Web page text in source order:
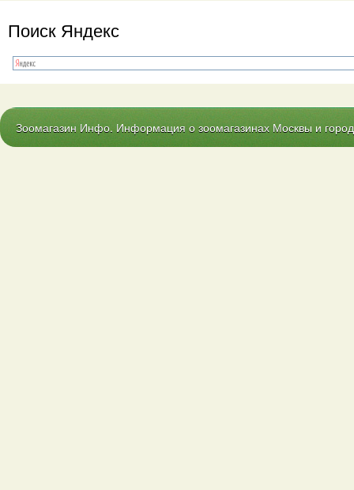
Поиск Яндекс
Зоомагазин Инфо. Информация о зоомагазинах Москвы и